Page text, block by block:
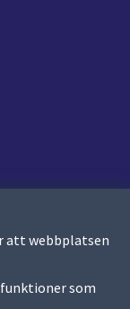
att webbplatsen
som